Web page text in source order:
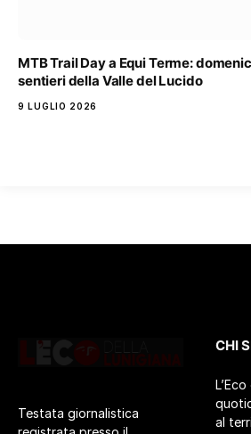
MTB Trail Day a Equi Terme:
sentieri della Valle del Lucido
9 LUGLIO 2026
Testata giornalistica
CHI
al